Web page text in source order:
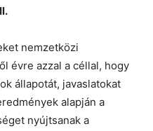
nemzetközi
évre azzal a céllal, hogy
állapotát, javaslatokat
alapján a
nyújtsanak a